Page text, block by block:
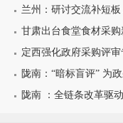
兰州：研讨交流补短
甘肃出台食堂食材采购
定西强化政府采购评审
陇南：“暗标盲评” 为
陇南 ：全链条改革驱